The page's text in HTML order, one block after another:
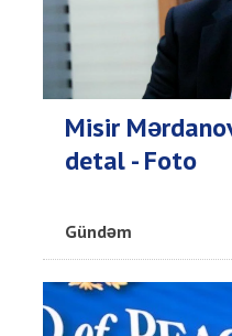
Misir
detal - Foto
Gündəm